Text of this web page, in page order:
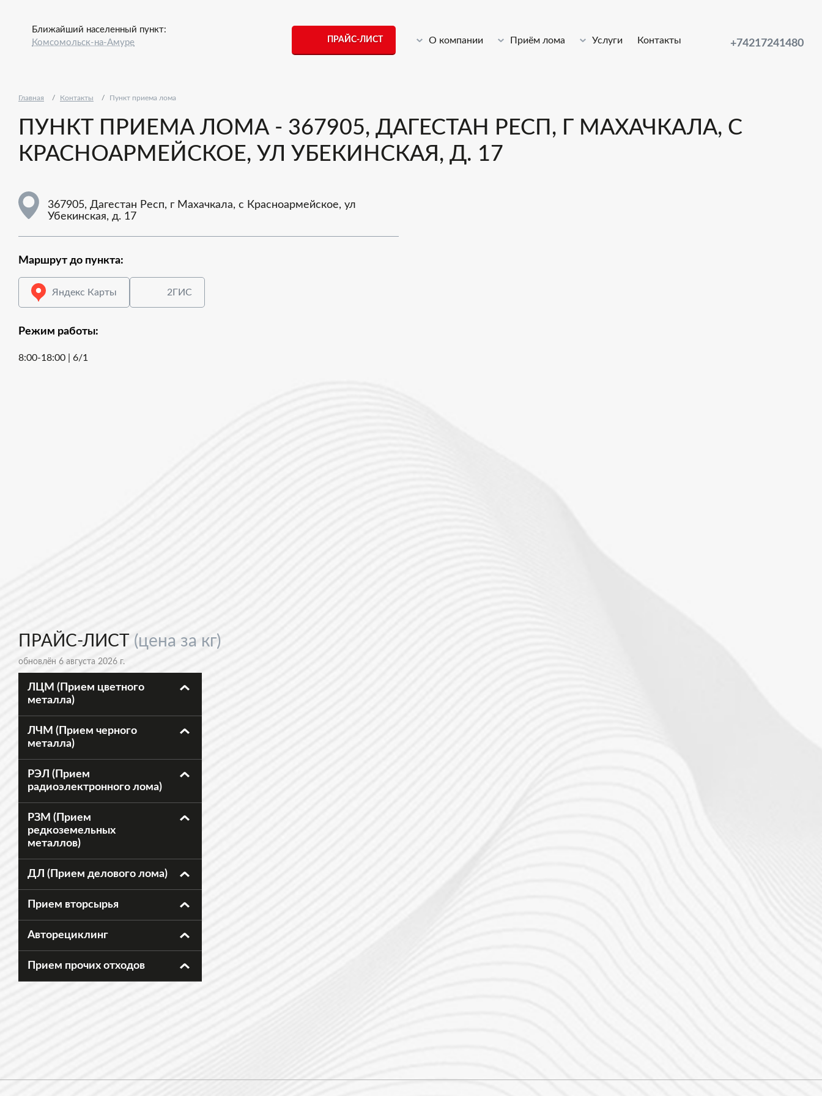
Ближайший населенный пункт:
Комсомольск-на-Амуре
ПРАЙС-ЛИСТ О компании Приём лома Услуги Контакты +74217241480
Главная Контакты Пункт приема лома
ПУНКТ ПРИЕМА ЛОМА - 367905, ДАГЕСТАН РЕСП, Г МАХАЧКАЛА, С
КРАСНОАРМЕЙСКОЕ, УЛ УБЕКИНСКАЯ, Д. 17
367905, Дагестан Респ, г Махачкала, с Красноармейское, ул
Убекинская, д. 17
Маршрут до пункта:
Яндекс Карты 2ГИС
Режим работы:
8:00-18:00 | 6/1
ПРАЙС-ЛИСТ (цена за кг)
обновлён 6 августа 2026 г.
ЛЦМ (Прием цветного
металла)
ЛЧМ (Прием черного
металла)
РЭЛ (Прием
радиоэлектронного лома)
РЗМ (Прием
редкоземельных
металлов)
ДЛ (Прием делового лома)
Прием вторсырья
Авторециклинг
Прием прочих отходов